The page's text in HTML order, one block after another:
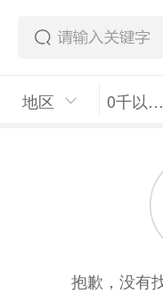
地区 0千以上/月
抱歉，没有